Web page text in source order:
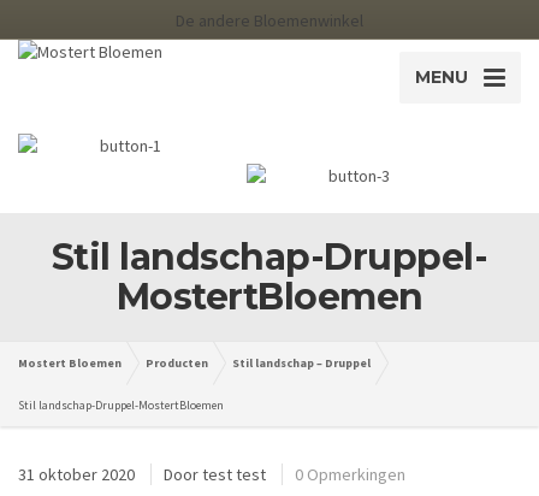
De andere Bloemenwinkel
MENU
Stil landschap-Druppel-
MostertBloemen
Mostert Bloemen Producten Stil landschap – Druppel
Stil landschap-Druppel-MostertBloemen
31 oktober 2020 Doortest test 0 Opmerkingen